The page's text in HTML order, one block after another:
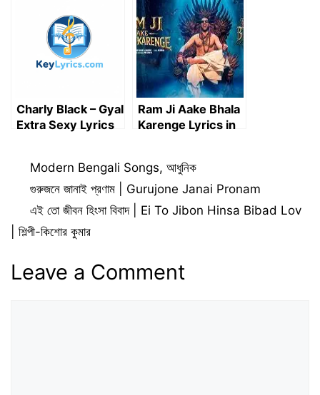
Puja Song
জানালা – শিরোনামহীন
Charly Black – Gyal
Extra Sexy Lyrics
Ram Ji Aake Bhala
Karenge Lyrics in
Categories
Modern Bengali Songs,আধুনিক
গুরুজনে জানাই প্রণাম | Gurujone Janai Pronam
এই তো জীবন হিংসা বিবাদ | Ei To Jibon Hinsa Bibad Lov
| শিল্পী-কিশোর কুমার
Leave a Comment